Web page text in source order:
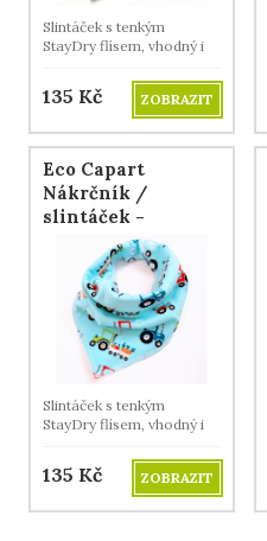
Slintáček s tenkým
StayDry flísem, vhodný i
135 Kč ZOBRAZIT
Eco Capart
Nákrčník /
slintáček -
Traktůrky
Slintáček s tenkým
StayDry flísem, vhodný i
135 Kč ZOBRAZIT